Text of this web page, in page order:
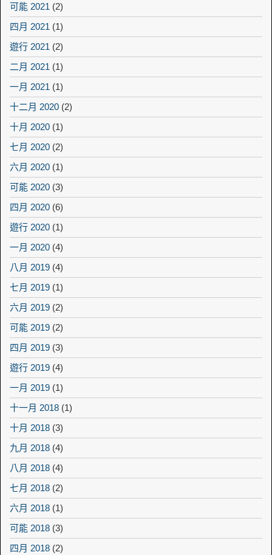
可能 2021 (2)
四月 2021 (1)
遊行 2021 (2)
二月 2021 (1)
一月 2021 (1)
十二月 2020 (2)
十月 2020 (1)
七月 2020 (2)
六月 2020 (1)
可能 2020 (3)
四月 2020 (6)
遊行 2020 (1)
一月 2020 (4)
八月 2019 (4)
七月 2019 (1)
六月 2019 (2)
可能 2019 (2)
四月 2019 (3)
遊行 2019 (4)
一月 2019 (1)
十一月 2018 (1)
十月 2018 (3)
九月 2018 (4)
八月 2018 (4)
七月 2018 (2)
六月 2018 (1)
可能 2018 (3)
四月 2018 (2)